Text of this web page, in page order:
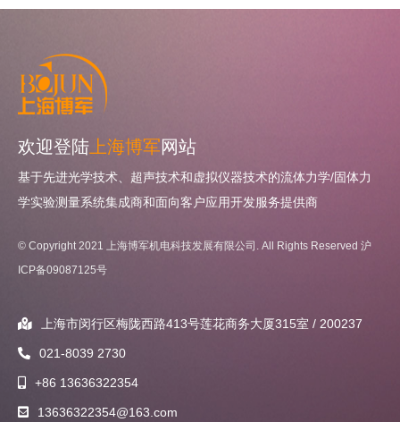
欢迎登陆 上海博军网站
基于先进光学技术、超声技术和虚拟仪器技术的流体力学/固体力
学实验测量系统集成商和面向客户应用开发服务提供商
© Copyright 2021 上海博军机电科技发展有限公司. All Rights Reserved 沪
ICP备09087125号
上海市闵行区梅陇西路413号莲花商务大厦315室 / 200237
021-8039 2730
+86 13636322354
13636322354@163.com